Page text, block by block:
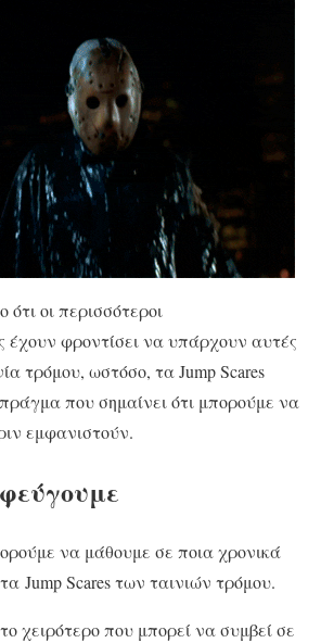
ότι οι περισσότεροι
έχουν φροντίσει να υπάρχουν αυτές
τρόμου, ωστόσο, τα Jump Scares
που σημαίνει ότι μπορούμε να
εμφανιστούν.
να μάθουμε σε ποια χρονικά
Jump Scares των ταινιών τρόμου.
χειρότερο που μπορεί να συμβεί σε